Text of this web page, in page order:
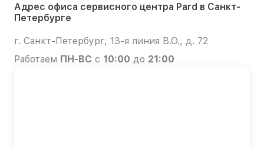
Адрес офиса сервисного центра Pard в Санкт-
Петербурге
г. Санкт-Петербург, 13-я линия В.О., д. 72
Работаем ПН-ВС с 10:00 до 21:00